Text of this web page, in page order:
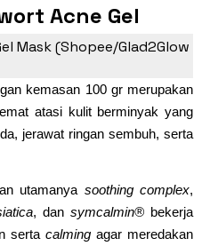
Acne Gel
Mask (Shopee/Glad2Glow
kemasan 100 gr merupakan
atasi kulit berminyak yang
jerawat ringan sembuh, serta
utamanya soothing complex,
, dansymcalmin® bekerja
serta calming agar meredakan